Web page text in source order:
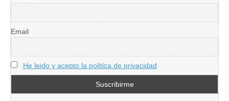
Email
He leido y acepto la politica de privacidad